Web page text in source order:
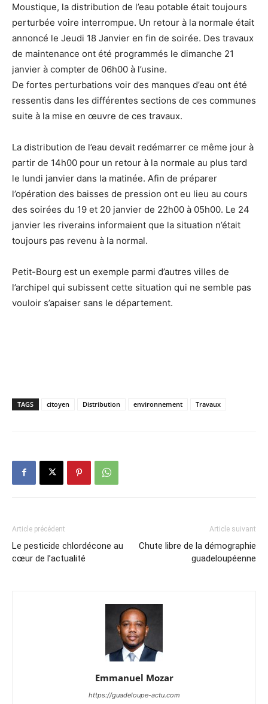
Moustique, la distribution de l’eau potable était toujours
perturbée voire interrompue. Un retour à la normale était
annoncé le Jeudi 18 Janvier en fin de soirée. Des travaux
de maintenance ont été programmés le dimanche 21
janvier à compter de 06h00 à l’usine.
De fortes perturbations voir des manques d’eau ont été
ressentis dans les différentes sections de ces communes
suite à la mise en œuvre de ces travaux.
La distribution de l’eau devait redémarrer ce même jour à
partir de 14h00 pour un retour à la normale au plus tard
le lundi janvier dans la matinée. Afin de préparer
l’opération des baisses de pression ont eu lieu au cours
des soirées du 19 et 20 janvier de 22h00 à 05h00. Le 24
janvier les riverains informaient que la situation n’était
toujours pas revenu à la normal.
Petit-Bourg est un exemple parmi d’autres villes de
l’archipel qui subissent cette situation qui ne semble pas
vouloir s’apaiser sans le département.
TAGS citoyen Distribution environnement Travaux
Article précédent
Le pesticide chlordécone au
cœur de l’actualité
Article suivant
Chute libre de la démographie
guadeloupéenne
Emmanuel Mozar
https://guadeloupe-actu.com